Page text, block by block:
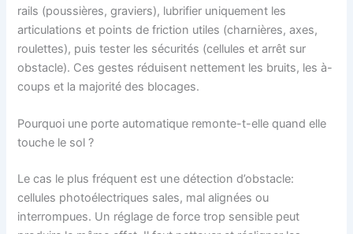
rails (poussières, graviers), lubrifier uniquement les
articulations et points de friction utiles (charnières, axes,
roulettes), puis tester les sécurités (cellules et arrêt sur
obstacle). Ces gestes réduisent nettement les bruits, les à-
coups et la majorité des blocages.
Pourquoi une porte automatique remonte-t-elle quand elle
touche le sol ?
Le cas le plus fréquent est une détection d’obstacle:
cellules photoélectriques sales, mal alignées ou
interrompues. Un réglage de force trop sensible peut